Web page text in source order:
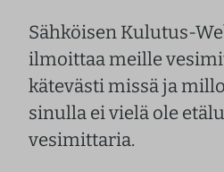
Sähköisen Kulutus-
ilmoittaa meille
kätevästi missä ja
sinulla ei vielä ole
vesimittaria.